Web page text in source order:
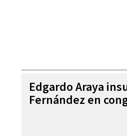
Edgardo Araya
Fernández en